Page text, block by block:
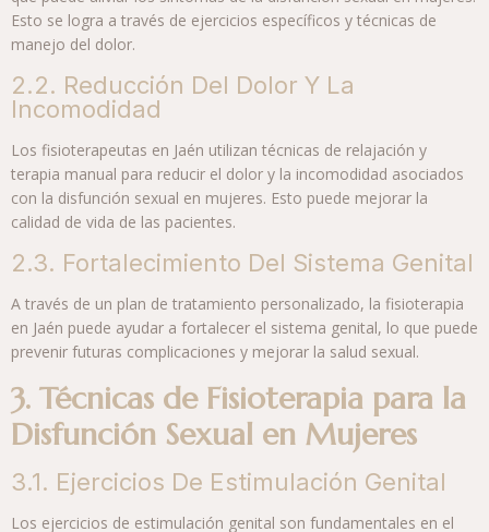
Esto se logra a través de ejercicios específicos y técnicas de
manejo del dolor.
2.2. Reducción Del Dolor Y La
Incomodidad
Los fisioterapeutas en Jaén utilizan técnicas de relajación y
terapia manual para reducir el dolor y la incomodidad asociados
con la disfunción sexual en mujeres. Esto puede mejorar la
calidad de vida de las pacientes.
2.3. Fortalecimiento Del Sistema Genital
A través de un plan de tratamiento personalizado, la fisioterapia
en Jaén puede ayudar a fortalecer el sistema genital, lo que puede
prevenir futuras complicaciones y mejorar la salud sexual.
3. Técnicas de Fisioterapia para la
Disfunción Sexual en Mujeres
3.1. Ejercicios De Estimulación Genital
Los ejercicios de estimulación genital son fundamentales en el